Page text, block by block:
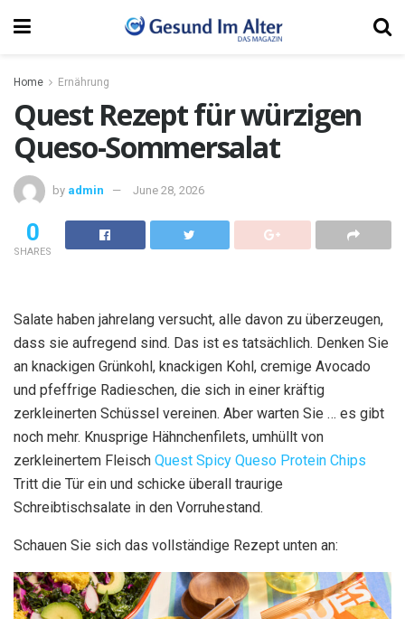
Home Ernährung
Quest Rezept für würzigen
Queso-Sommersalat
by admin June 28, 2026
0
SHARES
Salate haben jahrelang versucht, alle davon zu überzeugen,
dass sie aufregend sind. Das ist es tatsächlich. Denken Sie
an knackigen Grünkohl, knackigen Kohl, cremige Avocado
und pfeffrige Radieschen, die sich in einer kräftig
zerkleinerten Schüssel vereinen. Aber warten Sie … es gibt
noch mehr. Knusprige Hähnchenfilets, umhüllt von
zerkleinertem Fleisch Quest Spicy Queso Protein Chips
Tritt die Tür ein und schicke überall traurige
Schreibtischsalate in den Vorruhestand.
Schauen Sie sich das vollständige Rezept unten an: